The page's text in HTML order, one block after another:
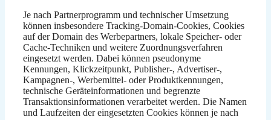
Je nach Partnerprogramm und technischer Umsetzung
können insbesondere Tracking-Domain-Cookies, Cookies
auf der Domain des Werbepartners, lokale Speicher- oder
Cache-Techniken und weitere Zuordnungsverfahren
eingesetzt werden. Dabei können pseudonyme
Kennungen, Klickzeitpunkt, Publisher-, Advertiser-,
Kampagnen-, Werbemittel- oder Produktkennungen,
technische Geräteinformationen und begrenzte
Transaktionsinformationen verarbeitet werden. Die Namen
und Laufzeiten der eingesetzten Cookies können je nach